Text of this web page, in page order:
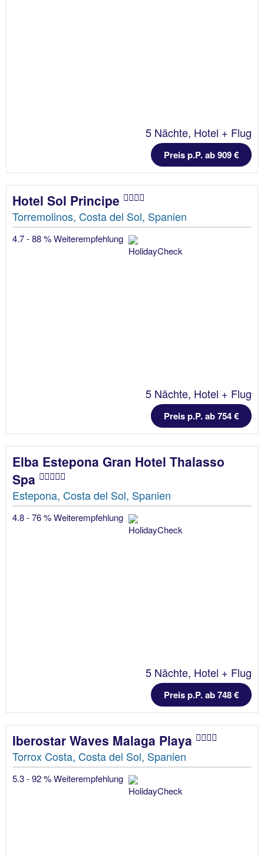
5 Nächte, Hotel + Flug
Preis p.P. ab 909 €
Hotel Sol Principe
Torremolinos, Costa del Sol, Spanien
4.7 - 88 % Weiterempfehlung
5 Nächte, Hotel + Flug
Preis p.P. ab 754 €
Elba Estepona Gran Hotel Thalasso
Spa
Estepona, Costa del Sol, Spanien
4.8 - 76 % Weiterempfehlung
5 Nächte, Hotel + Flug
Preis p.P. ab 748 €
Iberostar Waves Malaga Playa
Torrox Costa, Costa del Sol, Spanien
5.3 - 92 % Weiterempfehlung